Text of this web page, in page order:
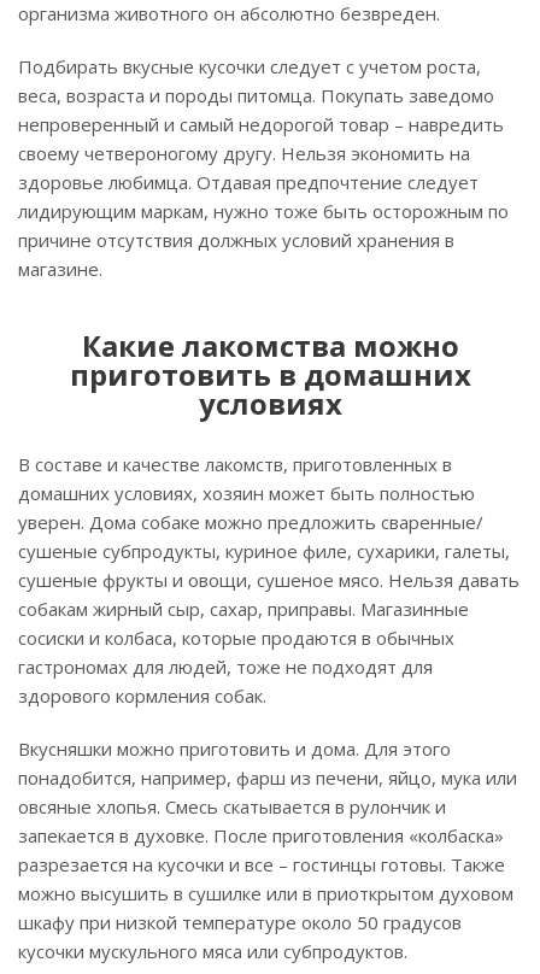
организма животного он абсолютно безвреден.
Подбирать вкусные кусочки следует с учетом роста,
веса, возраста и породы питомца. Покупать заведомо
непроверенный и самый недорогой товар – навредить
своему четвероногому другу. Нельзя экономить на
здоровье любимца. Отдавая предпочтение следует
лидирующим маркам, нужно тоже быть осторожным по
причине отсутствия должных условий хранения в
магазине.
Какие лакомства можно
приготовить в домашних
условиях
В составе и качестве лакомств, приготовленных в
домашних условиях, хозяин может быть полностью
уверен. Дома собаке можно предложить сваренные/
сушеные субпродукты, куриное филе, сухарики, галеты,
сушеные фрукты и овощи, сушеное мясо. Нельзя давать
собакам жирный сыр, сахар, приправы. Магазинные
сосиски и колбаса, которые продаются в обычных
гастрономах для людей, тоже не подходят для
здорового кормления собак.
Вкусняшки можно приготовить и дома. Для этого
понадобится, например, фарш из печени, яйцо, мука или
овсяные хлопья. Смесь скатывается в рулончик и
запекается в духовке. После приготовления «колбаска»
разрезается на кусочки и все – гостинцы готовы. Также
можно высушить в сушилке или в приоткрытом духовом
шкафу при низкой температуре около 50 градусов
кусочки мускульного мяса или субпродуктов.